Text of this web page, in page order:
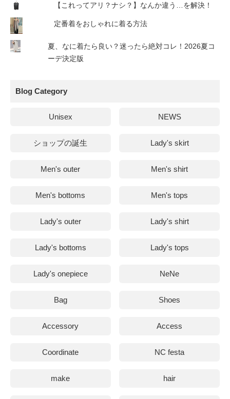
【これってアリ？ナシ？】なんか違う…を解決！
定番着をおしゃれに着る方法
夏、なに着たら良い？迷ったら絶対コレ！2026夏コ
ーデ決定版
Blog Category
Unisex NEWS
ショップの誕生 Lady's skirt
Men's outer Men's shirt
Men's bottoms Men's tops
Lady's outer Lady's shirt
Lady's bottoms Lady's tops
Lady's onepiece NeNe
Bag Shoes
Accessory Access
Coordinate NC festa
make hair